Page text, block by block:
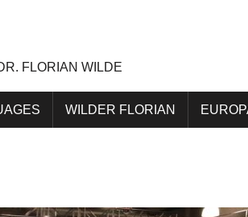
FLORIAN WILDE
WILDER FLORIAN